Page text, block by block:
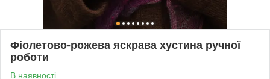
Фіолетово-рожева яскрава хустина ручної
роботи
В наявності